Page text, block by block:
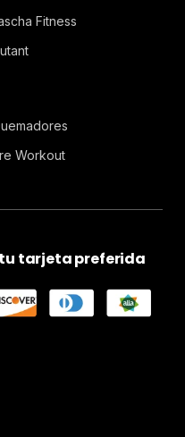
Fitness
Workout
tarjeta preferida